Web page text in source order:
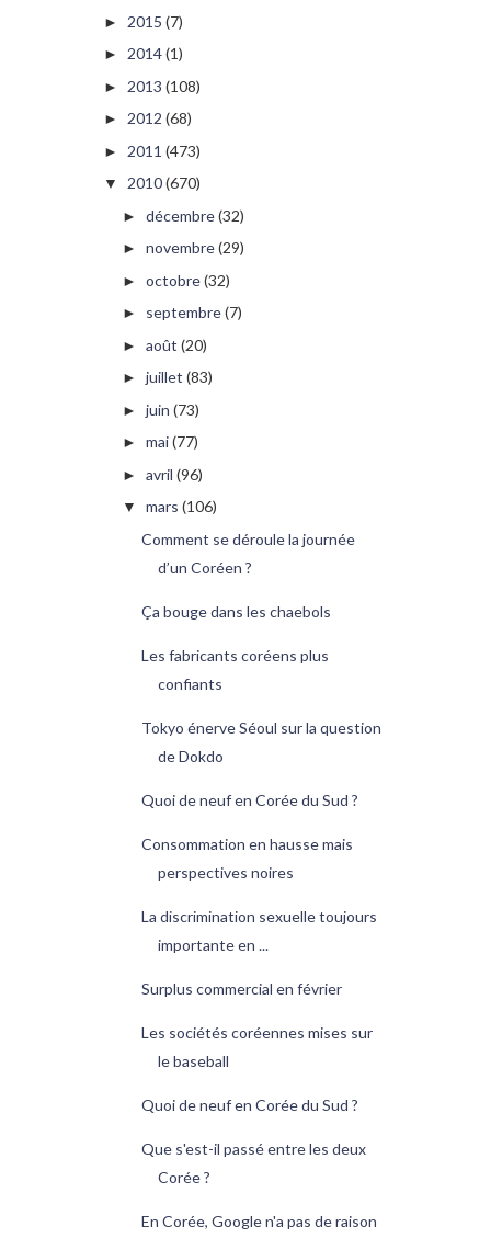
► 2015 (7)
► 2014(1)
► 2013 (108)
► 2012 (68)
► 2011 (473)
▼ 2010(670)
► décembre(32)
► novembre(29)
► octobre(32)
► septembre(7)
► août (20)
► juillet (83)
► juin (73)
► mai(77)
► avril (96)
▼ mars (106)
Comment se déroule la journée
d’un Coréen ?
Ça bouge dans les chaebols
Les fabricants coréens plus
confiants
Tokyo énerve Séoul sur la question
de Dokdo
Quoi de neuf en Corée du Sud ?
Consommation en hausse mais
perspectives noires
La discrimination sexuelle toujours
importante en ...
Surplus commercial en février
Les sociétés coréennes mises sur
le baseball
Quoi de neuf en Corée du Sud ?
Que s'est-il passé entre les deux
Corée ?
En Corée, Google n'a pas de raison